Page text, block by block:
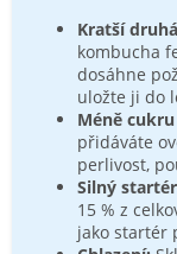
Kratší
kombucha
dosáhne
uložte ji do
Méně
přidáváte
perlivost,
Silný
15 % z
jako startér